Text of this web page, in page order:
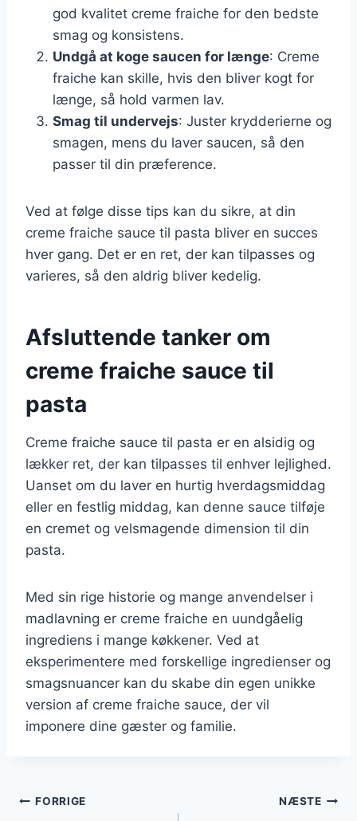
god kvalitet creme fraiche for den bedste
smag og konsistens.
Undgå at koge saucen for længe: Creme
fraiche kan skille, hvis den bliver kogt for
længe, så hold varmen lav.
Smag til undervejs: Juster krydderierne og
smagen, mens du laver saucen, så den
passer til din præference.
Ved at følge disse tips kan du sikre, at din
creme fraiche sauce til pasta bliver en succes
hver gang. Det er en ret, der kan tilpasses og
varieres, så den aldrig bliver kedelig.
Afsluttende tanker om
creme fraiche sauce til
pasta
Creme fraiche sauce til pasta er en alsidig og
lækker ret, der kan tilpasses til enhver lejlighed.
Uanset om du laver en hurtig hverdagsmiddag
eller en festlig middag, kan denne sauce tilføje
en cremet og velsmagende dimension til din
pasta.
Med sin rige historie og mange anvendelser i
madlavning er creme fraiche en uundgåelig
ingrediens i mange køkkener. Ved at
eksperimentere med forskellige ingredienser og
smagsnuancer kan du skabe din egen unikke
version af creme fraiche sauce, der vil
imponere dine gæster og familie.
Indlægsnavigation
FORRIGE NÆSTE